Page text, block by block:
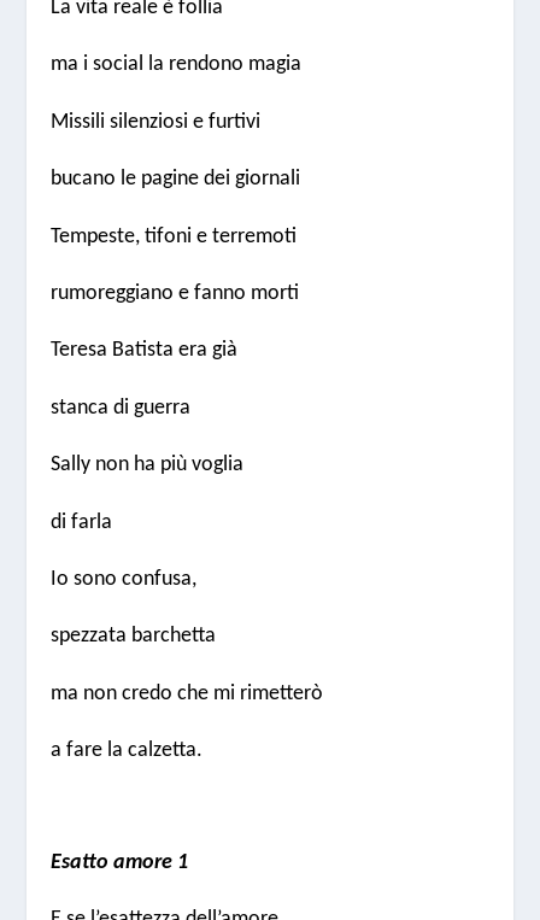
La vita reale è follia
ma i social la rendono magia
Missili silenziosi e furtivi
bucano le pagine dei giornali
Tempeste, tifoni e terremoti
rumoreggiano e fanno morti
Teresa Batista era già
stanca di guerra
Sally non ha più voglia
di farla
Io sono confusa,
spezzata barchetta
ma non credo che mi rimetterò
a fare la calzetta.
Esatto amore 1